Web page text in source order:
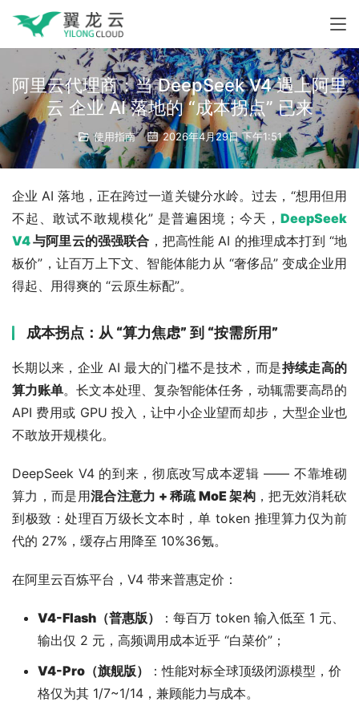
阿里云代理商：当 DeepSeek V4 遇上阿里
云 企业 AI 落地的 “成本拐点” 已来
使用指南 2026年4月29日 下午1:51
企业 AI 落地，正在跨过一道关键分水岭。过去，“想用但用
不起、敢试不敢规模化” 是普遍困境；今天， DeepSeek
V4 与阿里云的强强联合 ，把高性能 AI 的推理成本打到 “地
板价”，让百万上下文、智能体能力从 “奢侈品” 变成企业用
得起、用得爽的 “云原生标配”。
成本拐点：从 “算力焦虑” 到 “按需所用”
长期以来，企业 AI 最大的门槛不是技术，而是持续走高的
算力账单。长文本处理、复杂智能体任务，动辄需要高昂的
API 费用或 GPU 投入，让中小企业望而却步，大型企业也
不敢放开规模化。
DeepSeek V4 的到来，彻底改写成本逻辑 —— 不靠堆砌
算力，而是用混合注意力 + 稀疏 MoE 架构 ，把无效消耗砍
到极致：处理百万级长文本时，单 token 推理算力仅为前
代的 27%，缓存占用降至 10%36氪。
在阿里云百炼平台，V4 带来普惠定价：
V4-Flash（普惠版）
：每百万 token 输入低至 1 元、
输出仅 2 元，高频调用成本近乎 “白菜价”；
V4-Pro（旗舰版）
：性能对标全球顶级闭源模型，价
格仅为其 1/7~1/14，兼顾能力与成本。